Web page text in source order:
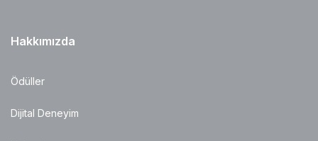
Hakkımızda
Ödüller
Dijital Deneyim